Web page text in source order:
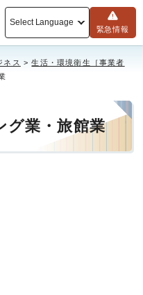
Select Language
緊急情報
ネス >生活・環境衛生［事業者
グ業・旅館業